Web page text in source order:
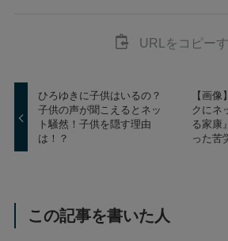
URLをコピー
ひろゆきに子供はいるの？
子供の声が聞こえるとネッ
ト騒然！子供を隠す理由
は！？
【画
クにネ
る家康
った苦
この記事を書いた人